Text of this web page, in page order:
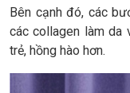
Bên cạnh đó, các
các collagen làm da
trẻ, hồng hào hơn.